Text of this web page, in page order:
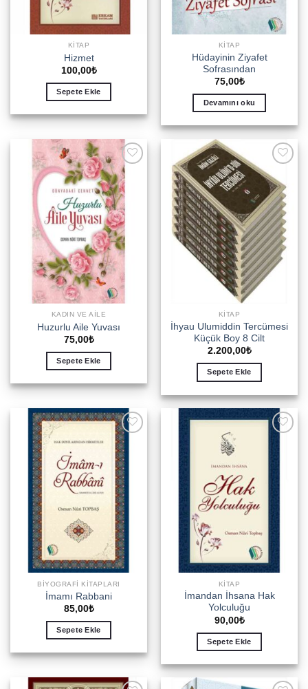
KITAP
Hizmet
100,00₺
Sepete Ekle
KITAP
Hüdayinin Ziyafet
Sofrasından
75,00₺
Devamını oku
Add to
wishlist
KADIN VE AILE
Huzurlu Aile Yuvası
75,00₺
Sepete Ekle
Add to
wishlist
KITAP
İhyau Ulumiddin Tercümesi
Küçük Boy 8 Cilt
2.200,00₺
Sepete Ekle
Add to
wishlist
BIYOGRAFI KITAPLARI
İmamı Rabbani
85,00₺
Sepete Ekle
KITAP
İmandan İhsana Hak
Yolculuğu
90,00₺
Sepete Ekle